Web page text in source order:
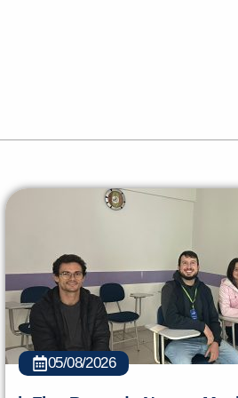
05/08/2026
PEÇA UMA